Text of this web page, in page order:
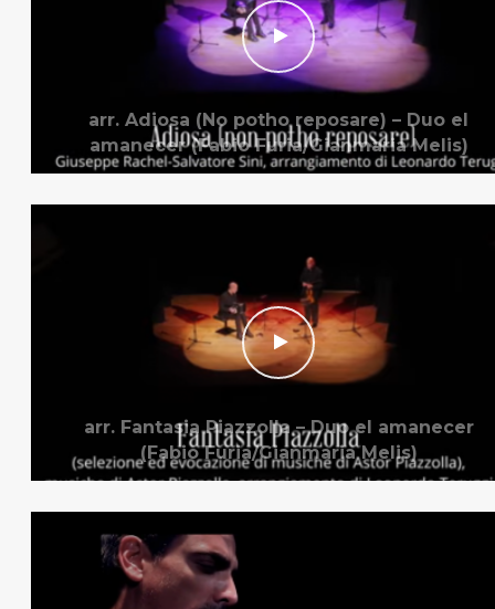
arr. Adiosa (No potho reposare) – Duo el
amanecer (Fabio Furia/Gianmaria Melis)
arr. Fantasia Piazzolla – Duo el amanecer
(Fabio Furia/Gianmaria Melis)